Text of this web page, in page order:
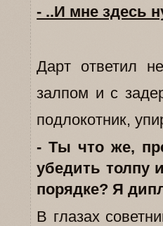
- ..И мне здесь
Дарт ответил
залпом и с
подлокотник,
- Ты что же,
убедить толпу
порядке? Я
В глазах